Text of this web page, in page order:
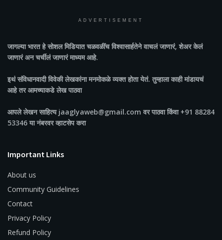
ADVERTISEMENT
जागल्या भारतहे सोशल मिडियात चळवळींच विश्वासार्हतेने वाचलं जाणारं, शेअर केलं
जाणारं अन चर्चीलं जाणारं माध्यम आहे.
इथं संविधानवादी विवेकी लेखकांना मनमोकळे व्यक्त होता येतं. तुम्हाला काही मांडायचं
आहे तर आमच्याकडे लेख पाठवा
आपले लेखन साहित्य jaaglyaweb@gmail.com वर पाठवा किंवा +91 88284
53346 या नंबरवर व्हाटसेप करा
Important Links
About us
Community Guidelines
Contact
Privacy Policy
Refund Policy